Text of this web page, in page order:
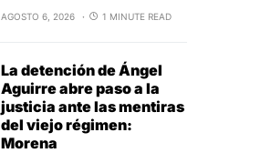
AGOSTO 6, 2026 1 MINUTE READ
La detención de Ángel
Aguirre abre paso a la
justicia ante las mentiras
del viejo régimen:
Morena